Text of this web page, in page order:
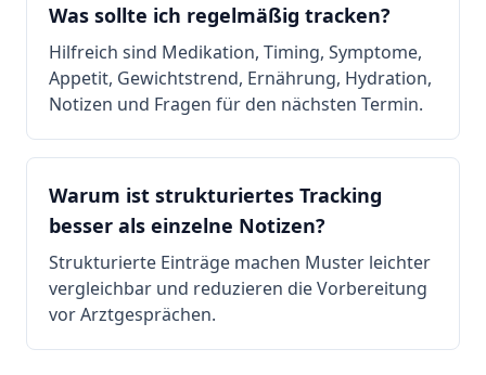
Was sollte ich regelmäßig tracken?
Hilfreich sind Medikation, Timing, Symptome,
Appetit, Gewichtstrend, Ernährung, Hydration,
Notizen und Fragen für den nächsten Termin.
Warum ist strukturiertes Tracking
besser als einzelne Notizen?
Strukturierte Einträge machen Muster leichter
vergleichbar und reduzieren die Vorbereitung
vor Arztgesprächen.